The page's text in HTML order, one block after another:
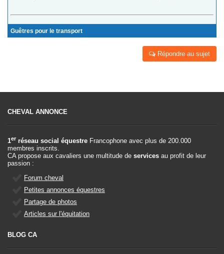
Guêtres pour le transport
Répondre au sujet
CHEVAL ANNONCE
1er réseau social équestre Francophone avec plus de 200.000
membres inscrits.
CA propose aux cavaliers une multitude de services au profit de leur
passion :
Forum cheval
Petites annonces équestres
Partage de photos
Articles sur l'équitation
BLOG CA